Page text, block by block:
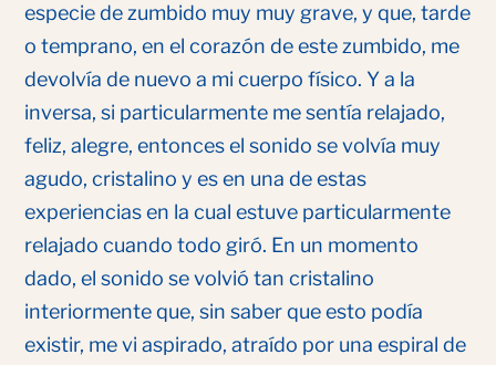
especie de zumbido muy muy grave, y que, tarde
o temprano, en el corazón de este zumbido, me
devolvía de nuevo a mi cuerpo físico. Y a la
inversa, si particularmente me sentía relajado,
feliz, alegre, entonces el sonido se volvía muy
agudo, cristalino y es en una de estas
experiencias en la cual estuve particularmente
relajado cuando todo giró. En un momento
dado, el sonido se volvió tan cristalino
interiormente que, sin saber que esto podía
existir, me vi aspirado, atraído por una espiral de